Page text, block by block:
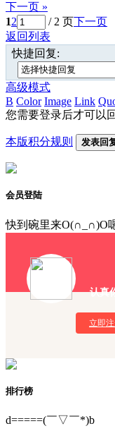
下一页 »
12 / 2 页下一页
返回列表
快捷回复:
高级模式
B Color Image Link
您需要登录后才可以
本版积分规则 发表回
会员登陆
快到碗里来O(∩_∩)O
认真
立即
排行榜
d=====(￣▽￣*)b